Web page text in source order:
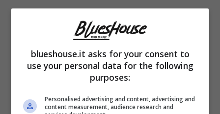
blueshouse.it asks for your consent to
use your personal data for the following
purposes:
Personalised advertising and content, advertising and
content measurement, audience research and